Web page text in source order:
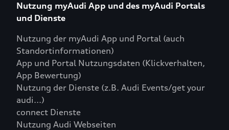
Nutzung myAudi App und des myAudi Portals
und Dienste
Nutzung der myAudi App und Portal (auch
Standortinformationen)
App und Portal Nutzungsdaten (Klickverhalten,
App Bewertung)
Nutzung der Dienste (z.B. Audi Events/get your
audi...)
connect Dienste
Nutzung Audi Webseiten